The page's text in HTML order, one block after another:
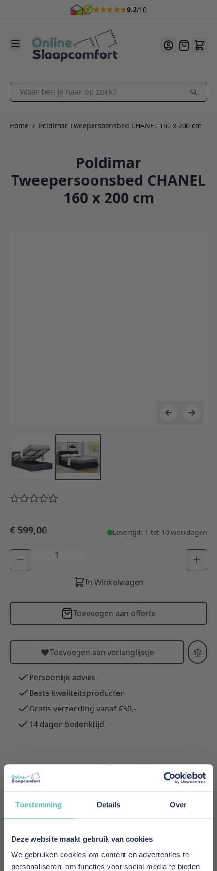
Toestemming Details Over
Deze website maakt gebruik van cookies
We gebruiken cookies om content en advertenties te
personaliseren, om functies voor social media te bieden
9.2/10
Offerte
Waar ben je naar op zoek?
Home / Poldimar Tweepersoonsbed CHANEL 160 x 200 cm
Poldimar
Tweepersoonsbed CHANEL
160 x 200 cm
€ 599,00 Levertijd: 1 tot 10 werkdagen
Aantal
In Winkelwagen
Toevoegen aan offerte
Toevoegen aan verlanglijstje
Persoonlijk advies
Beste kwaliteitsproducten
Gratis verzending vanaf €50,-
14 dagen bedenktijd
Meer informatie
Merk
Poldimar
Prijs
€ 599,00